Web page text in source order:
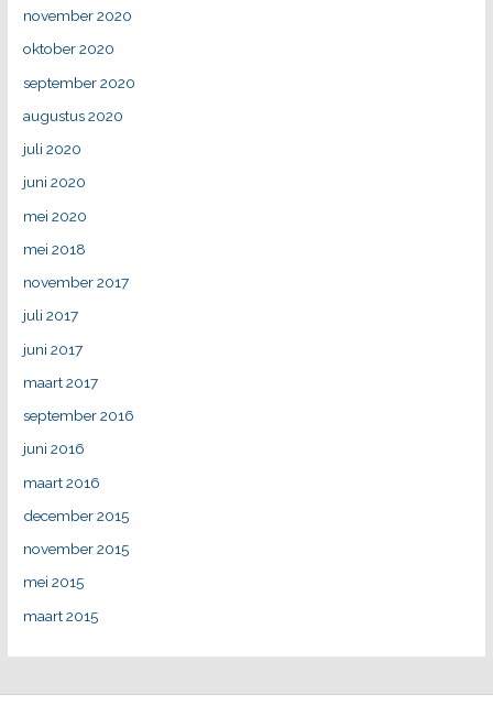
november 2020
oktober 2020
september 2020
augustus 2020
juli 2020
juni 2020
mei 2020
mei 2018
november 2017
juli 2017
juni 2017
maart 2017
september 2016
juni 2016
maart 2016
december 2015
november 2015
mei 2015
maart 2015